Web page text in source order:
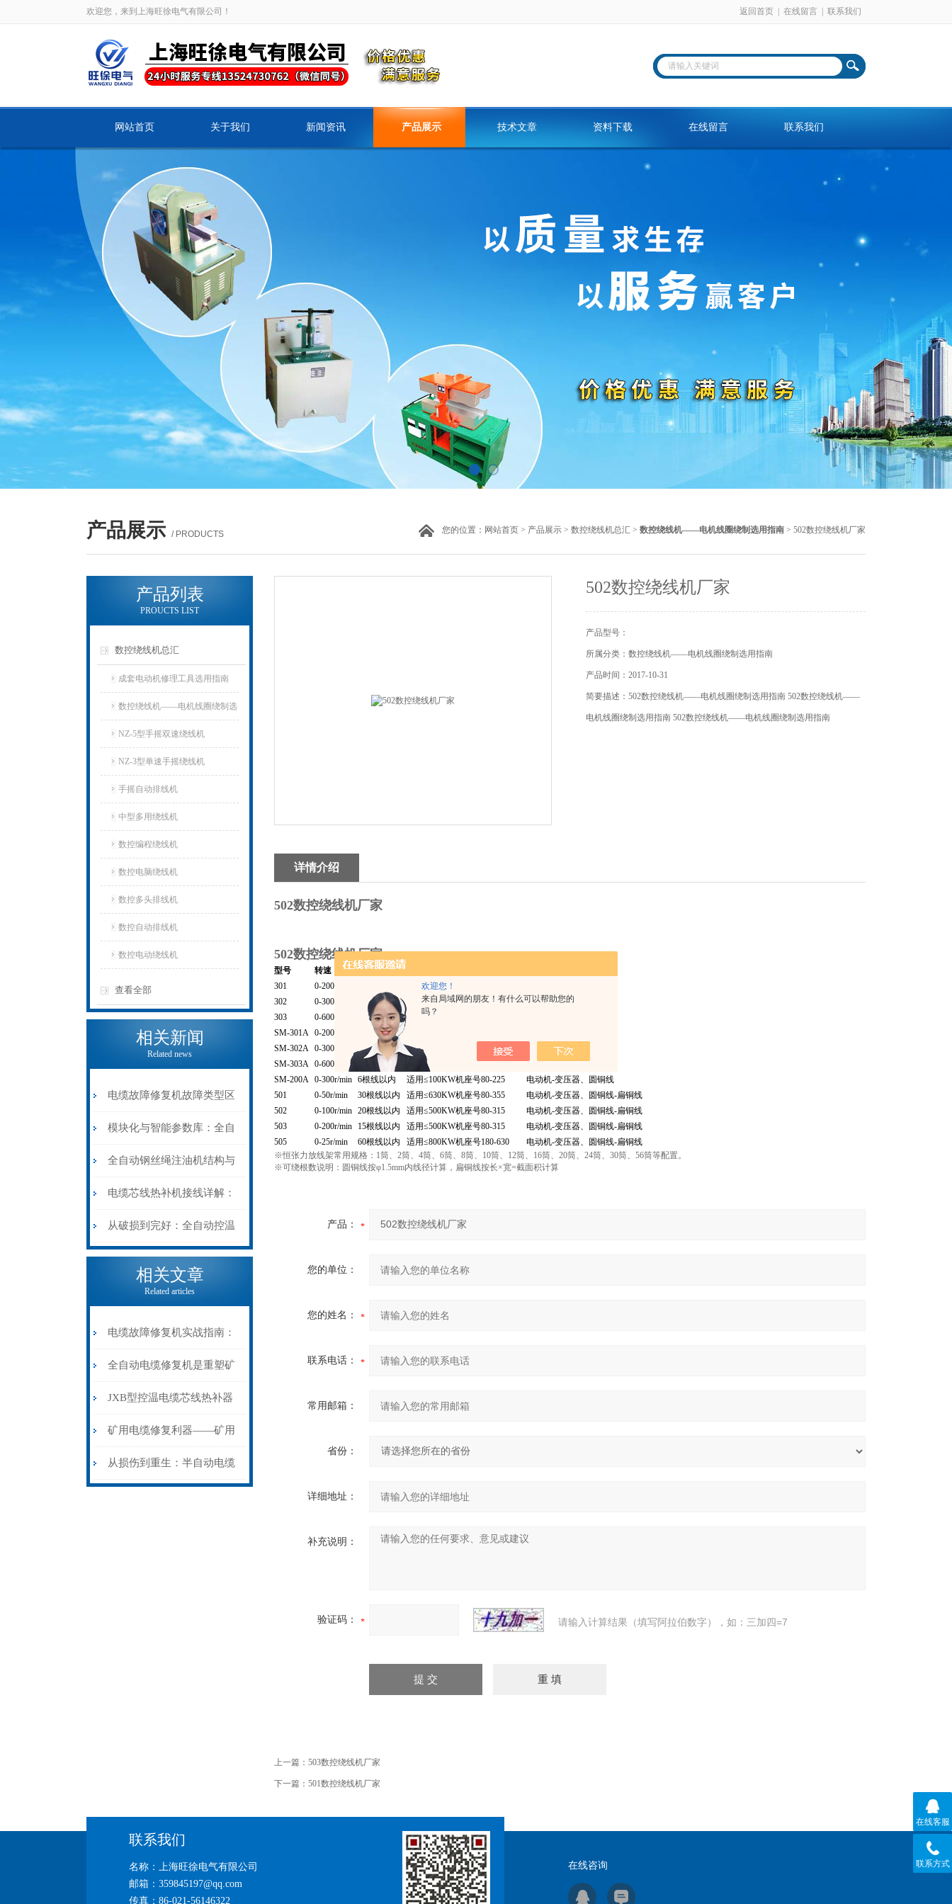
欢迎您！
来自局域网的朋友！有什么可以帮助您的
吗？
欢迎您，来到上海旺徐电气有限公司！ 返回首页 在线留言 联系我们
网站首页 关于我们 新闻资讯 产品展示 技术文章 资料下载 在线留言 联系我们
产品展示 / PRODUCTS 您的位置： 网站首页 > 产品展示 > 数控绕线机总汇 > 数控绕线机——电机线圈绕制选用指南 > 502数控绕线机厂家
产品列表
PROUCTS LIST
数控绕线机总汇
成套电动机修理工具选用指南
数控绕线机——电机线圈绕制选
用指南
NZ-5型手摇双速绕线机
NZ-3型单速手摇绕线机
手摇自动排线机
中型多用绕线机
数控编程绕线机
数控电脑绕线机
数控多头排线机
数控自动排线机
数控电动绕线机
查看全部
相关新闻
Related news
电缆故障修复机故障类型区
分指南：从“绝缘电
阻”到“波形特征”的精准诊
断逻辑
模块化与智能参数库：全自
动电缆修复机的快速换型逻
辑
全自动钢丝绳注油机结构与
工作原理：揭秘高效润滑的
机械密码
电缆芯线热补机接线详解：
从入门到精通
从破损到完好：全自动控温
电缆热补机的核心价值
相关文章
Related articles
电缆故障修复机实战指南：
从“盲测”到“精确定点”的三
步作业法
全自动电缆修复机是重塑矿
山电力动脉的“智能外科医
生”
JXB型控温电缆芯线热补器
安装与接线：精准修复的工
艺基石
矿用电缆修复利器——矿用
电缆热补机智能控温，安全
从损伤到重生：半自动电缆
502数控绕线机厂家
产品型号：
所属分类：数控绕线机——电机线圈绕制选用指南
产品时间：2017-10-31
简要描述：502数控绕线机——电机线圈绕制选用指南 502数控绕线机——
电机线圈绕制选用指南 502数控绕线机——电机线圈绕制选用指南
详情介绍
502数控绕线机厂家
502数控绕线机厂家
型号 转速 可绕根数
301
0-200r/min 适用≤200KW 机座号80-280
302
0-300r/min 6根线以内 适用≤100KW机座号80-225
电动机-变压器、圆铜线
303
0-600r/min 2根线以内 适用≤22KW机座号80-180
SM-301A 0-200r/min 10根线以内
SM-302A 0-300r/min 6根线以内 适用≤100KW机座号80-225
电动机-变压器、圆铜线
SM-303A 0-600r/min 2根线以内 适用≤22KW机座号80-180
电动机-变压器、圆铜线
SM-200A 0-300r/min 6根线以内 适用≤100KW机座号80-225
电动机-变压器、圆铜线
501
0-50r/min 30根线以内 适用≤630KW机座号80-355
电动机-变压器、圆铜线-扁铜线
502
0-100r/min 20根线以内 适用≤500KW机座号80-315
电动机-变压器、圆铜线-扁铜线
503
0-200r/min 15根线以内 适用≤500KW机座号80-315
电动机-变压器、圆铜线-扁铜线
505
0-25r/min 60根线以内 适用≤800KW机座号180-630
电动机-变压器、圆铜线-扁铜线
※恒张力放线架常用规格：1筒、2筒、4筒、6筒、8筒、10筒、12筒、16筒、20筒、24筒、30筒、56筒等配置。
※可绕根数说明：圆铜线按φ1.5mm内线径计算，扁铜线按长×宽=截面积计算
产品：
您的单位：
您的姓名：
联系电话：
常用邮箱：
省份：
详细地址：
补充说明：
验证码： 请输入计算结果（填写阿拉伯数字），如：三加四=7
上一篇： 503数控绕线机厂家
下一篇： 501数控绕线机厂家
联系我们
名称：上海旺徐电气有限公司
邮箱：359845197@qq.com
传真：86-021-56146322
在线咨询
在线客服
联系方式